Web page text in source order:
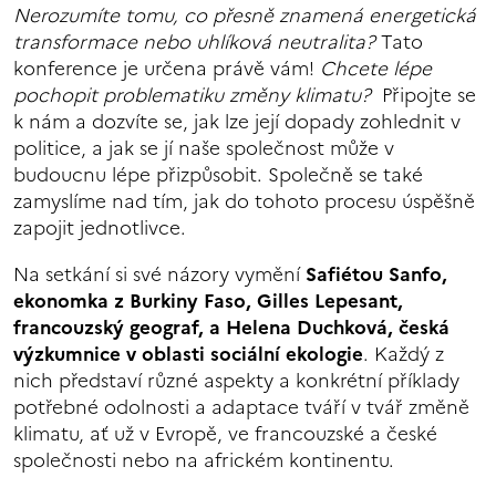
Nerozumíte tomu, co přesně znamená energetická
transformace nebo uhlíková neutralita?Tato
konference je určena právě vám! Chcete lépe
pochopit problematiku změny klimatu?Připojte se
k nám a dozvíte se, jak lze její dopady zohlednit v
politice, a jak se jí naše společnost může v
budoucnu lépe přizpůsobit. Společně se také
zamyslíme nad tím, jak do tohoto procesu úspěšně
zapojit jednotlivce.
Na setkání si své názory vyměníSafiétou Sanfo,
ekonomka z Burkiny Faso, Gilles Lepesant,
francouzský geograf, a Helena Duchková, česká
výzkumnice v oblasti sociální ekologie. Každý z
nich představí různé aspekty a konkrétní příklady
potřebné odolnosti a adaptace tváří v tvář změně
klimatu, ať už v Evropě, ve francouzské a české
společnosti nebo na africkém kontinentu.